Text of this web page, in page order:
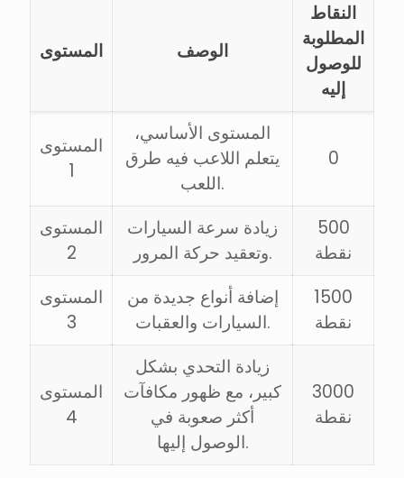
المستوى الوصف
النقاط
المطلوبة
للوصول
إليه
المستوى
1
المستوى الأساسي،
يتعلم اللاعب فيه طرق
اللعب.
0
المستوى
2
زيادة سرعة السيارات
وتعقيد حركة المرور.
500
نقطة
المستوى
3
إضافة أنواع جديدة من
السيارات والعقبات.
1500
نقطة
المستوى
4
زيادة التحدي بشكل
كبير، مع ظهور مكافآت
أكثر صعوبة في
الوصول إليها.
3000
نقطة